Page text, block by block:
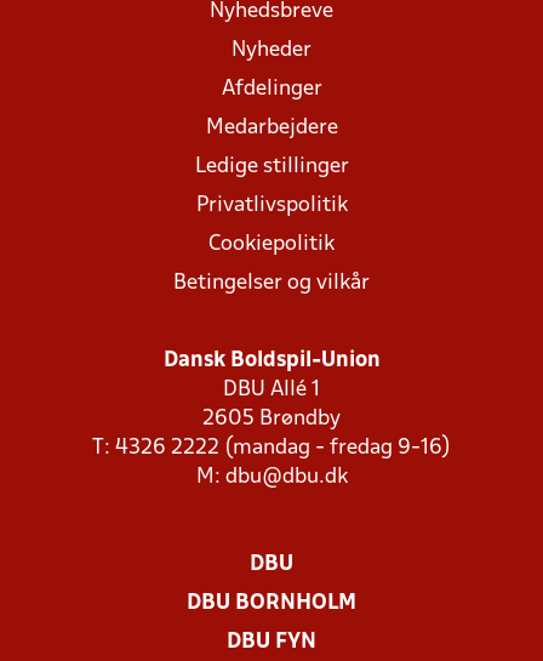
Nyhedsbreve
Nyheder
Afdelinger
Medarbejdere
Ledige stillinger
Privatlivspolitik
Cookiepolitik
Betingelser og vilkår
Dansk Boldspil-Union
DBU Allé 1
2605 Brøndby
T: 4326 2222 (mandag - fredag 9-16)
M: dbu@dbu.dk
DBU
DBU BORNHOLM
DBU FYN